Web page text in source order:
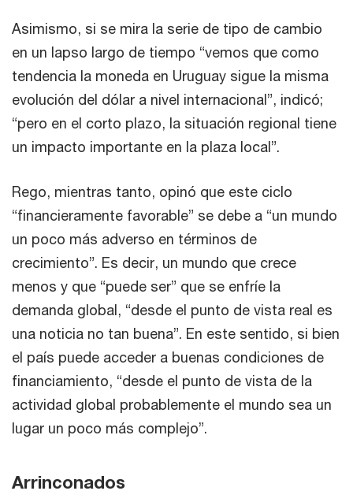
Asimismo, si se mira la serie de tipo de cambio
en un lapso largo de tiempo “vemos que como
tendencia la moneda en Uruguay sigue la misma
evolución del dólar a nivel internacional”, indicó;
“pero en el corto plazo, la situación regional tiene
un impacto importante en la plaza local”.
Rego, mientras tanto, opinó que este ciclo
“financieramente favorable” se debe a “un mundo
un poco más adverso en términos de
crecimiento”. Es decir, un mundo que crece
menos y que “puede ser” que se enfríe la
demanda global, “desde el punto de vista real es
una noticia no tan buena”. En este sentido, si bien
el país puede acceder a buenas condiciones de
financiamiento, “desde el punto de vista de la
actividad global probablemente el mundo sea un
lugar un poco más complejo”.
Arrinconados